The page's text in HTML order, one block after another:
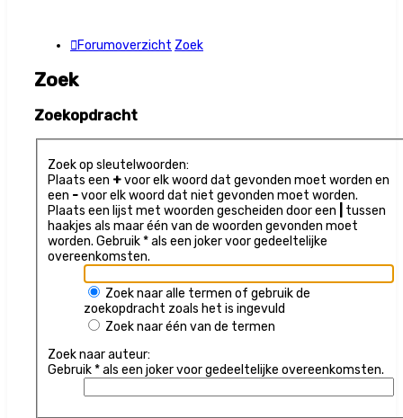
Forumoverzicht Zoek
Zoek
Zoekopdracht
Zoek op sleutelwoorden:
Plaats een +voor elk woord dat gevonden moet worden en
een -voor elk woord dat niet gevonden moet worden.
Plaats een lijst met woorden gescheiden door een
tussen
haakjes als maar één van de woorden gevonden moet
worden. Gebruik * als een joker voor gedeeltelijke
overeenkomsten.
Zoek naar alle termen of gebruik de
zoekopdracht zoals het is ingevuld
Zoek naar één van de termen
Zoek naar auteur:
Gebruik * als een joker voor gedeeltelijke overeenkomsten.